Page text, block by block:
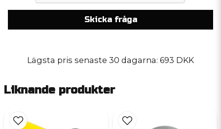
Skicka fråga
Lägsta pris senaste 30 dagarna: 693 DKK
Liknande produkter